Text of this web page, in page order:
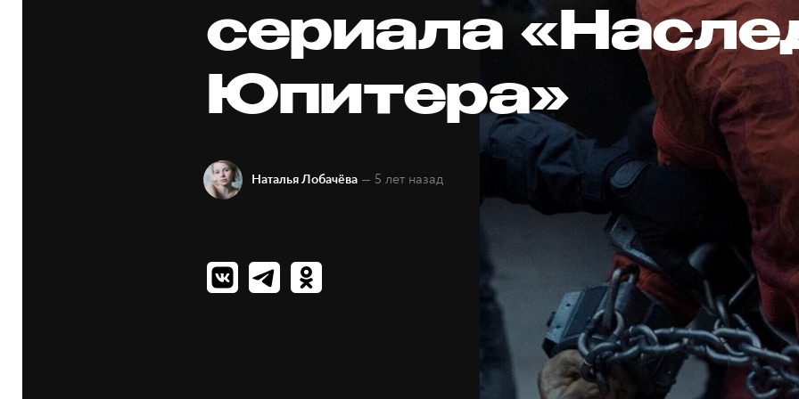
сериала
Юпитера»
Наталья Лобачёва — 5 лет назад